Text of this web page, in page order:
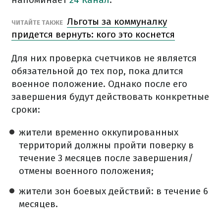
ЧИТАЙТЕ ТАКЖЕ Льготы за коммуналку
придется вернуть: кого это коснется
Для них проверка счетчиков не является
обязательной до тех пор, пока длится
военное положение. Однако после его
завершения будут действовать конкретные
сроки:
жители временно оккупированных
территорий должны пройти поверку в
течение 3 месяцев после завершения/
отмены военного положения;
жители зон боевых действий: в течение 6
месяцев.